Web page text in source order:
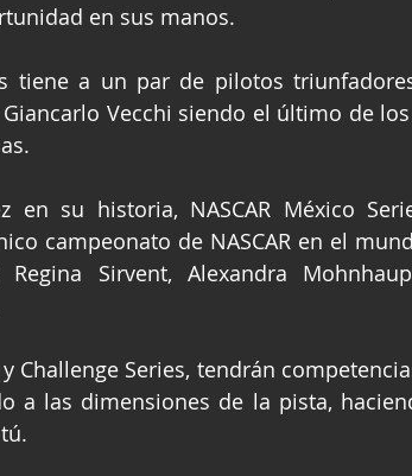
en sus manos.
tiene a un par de pilotos
Vecchi siendo el último de
en su historia, NASCAR México
campeonato de NASCAR en el
Regina Sirvent, Alexandra
y Challenge Series, tendrán
a las dimensiones de la pista,